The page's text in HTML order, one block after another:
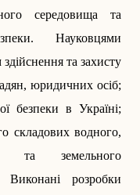
середовища та
Науковцями
та захисту
юридичних осіб;
безпеки в Україні;
складових водного,
та земельного
розробки